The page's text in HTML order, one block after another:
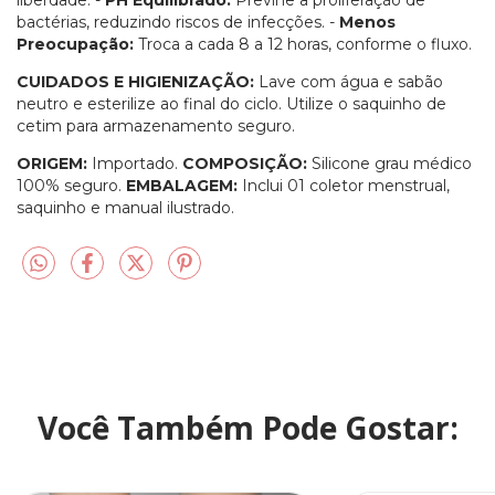
bactérias, reduzindo riscos de infecções. - Menos
Preocupação: Troca a cada 8 a 12 horas, conforme o fluxo.
CUIDADOS E HIGIENIZAÇÃO: Lave com água e sabão
neutro e esterilize ao final do ciclo. Utilize o saquinho de
cetim para armazenamento seguro.
ORIGEM: Importado. COMPOSIÇÃO: Silicone grau médico
100% seguro. EMBALAGEM: Inclui 01 coletor menstrual,
saquinho e manual ilustrado.
Você Também Pode Gostar: